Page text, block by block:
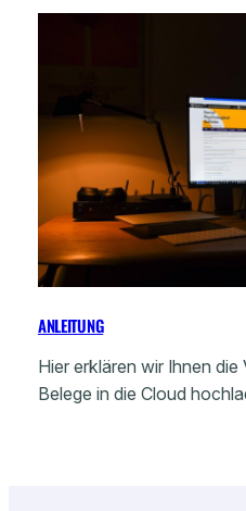
ANLEITUNG
Hier erklären wir Ihnen
Belege in die Cloud